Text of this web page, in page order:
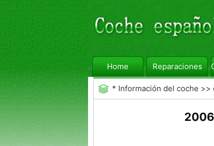
Home Reparaciones
* Información del coche >>